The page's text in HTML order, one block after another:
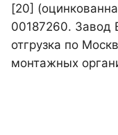
[20]
00187260.
отгрузка по
монтажных